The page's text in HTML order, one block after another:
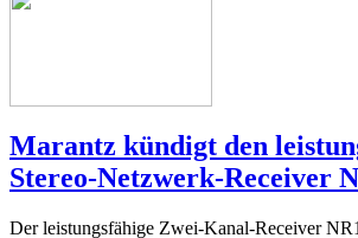
Marantz kündigt den
Stereo-Netzwerk-Receiver
Der leistungsfähige Zwei-Kanal-Receiver